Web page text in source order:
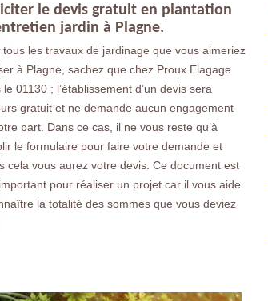
le devis gratuit en plantation
jardin à Plagne.
tous les travaux de jardinage que vous aimeriez
à Plagne, sachez que chez Proux Elagage
le 01130 ; l’établissement d’un devis sera
gratuit et ne demande aucun engagement
part. Dans ce cas, il ne vous reste qu’à
le formulaire pour faire votre demande et
cela vous aurez votre devis. Ce document est
pour réaliser un projet car il vous aide
la totalité des sommes que vous deviez